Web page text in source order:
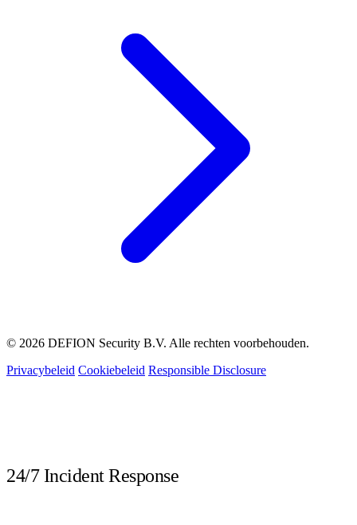
© 2026 DEFION Security B.V. Alle rechten voorbehouden.
Privacybeleid Cookiebeleid Responsible Disclosure
24/7 Incident Response